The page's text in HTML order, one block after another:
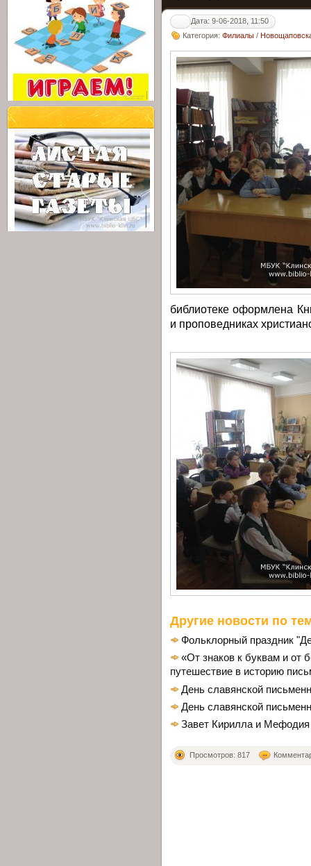
Дата: 9-06-2018, 11:50
Категория: Филиалы /
библиотеке оформлена
и проповедниках
Другие новости по
Фольклорный праздник
«От знаков к буквам и от
путешествие в историю
День славянской
День славянской
Завет Кирилла и Мефодия
Просмотров: 817